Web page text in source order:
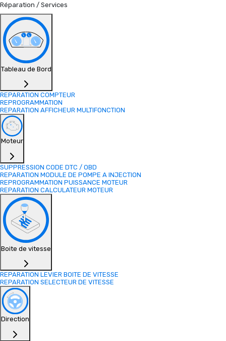
Réparation / Services
Tableau de Bord
REPARATION COMPTEUR
REPROGRAMMATION
REPARATION AFFICHEUR MULTIFONCTION
Moteur
SUPPRESSION CODE DTC / OBD
REPARATION MODULE DE POMPE A INJECTION
REPROGRAMMATION PUISSANCE MOTEUR
REPARATION CALCULATEUR MOTEUR
Boite de vitesse
REPARATION LEVIER BOITE DE VITESSE
REPARATION SELECTEUR DE VITESSE
Direction